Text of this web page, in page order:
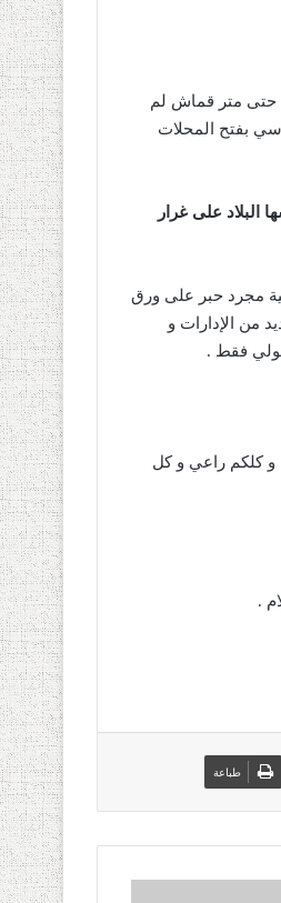
حتى متر قماش لم
بفتح المحلات
البلاد على غرار
مجرد حبر على ورق
من الإدارات و
فقط .
و كلكم راعي و كل
.
طباعة